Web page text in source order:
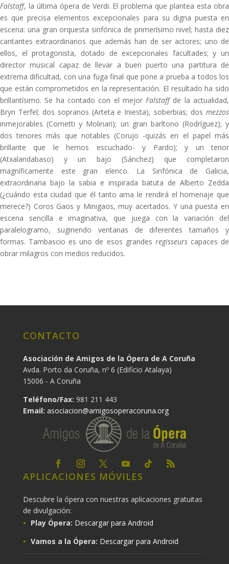
Falstaff, la última ópera de Verdi. El problema que plantea esta obra
es que precisa elementos excepcionales para su digna puesta en
escena: una gran orquesta sinfónica de primerísimo nivel; hasta diez
cantantes extraordinarios que además han de ser actores; uno de
ellos, el protagonista, dotado de excepcionales facultades; y un
director musical capaz de llevar a buen puerto una partitura de
extrema dificultad, con una fuga final que pone a prueba a todos los
que están comprometidos en la representación. El resultado ha sido
brillantísimo. Se ha contado con el mejor Falstaffde la actualidad,
Bryn Terfel; dos sopranos (Arteta e Iniesta), soberbias; dos mezzos
inmejorables (Cornetti y Molinari); un gran barítono (Rodríguez); y
dos tenores más que notables (Corujo -quizás en el papel más
brillante que le hemos escuchado- y Pardo); y un tenor
(Atxalandabaso) y un bajo (Sánchez) que completaron
magníficamente este gran elenco. La Sinfónica de Galicia,
extraordinaria bajo la sabia e inspirada batuta de Alberto Zedda
(¿cuándo esta ciudad que él tanto ama le rendirá el homenaje que
merece?) Coros Gaos y Minigaos, muy acertados. Y una puesta en
escena sencilla e imaginativa, que juega con la variación del
paralelogramo, sugiriendo ventanas de diferentes tamaños y
formas. Tambascio es uno de esos grandes regisseurscapaces de
obrar milagros con medios reducidos.
CONTACTO
Asociación de Amigos de la Ópera de A Coruña
Avda. Porto da Coruña, nº 6 (Edificio Atalaya)
15006 - A Coruña
Teléfono/Fax: 981 211 443
Email: asociacion@amigosoperacoruna.org
APLICACIONES MÓVILES
Descubre la ópera con nuestras aplicaciones gratuitas
de divulgación:
Play Ópera: Descargar para Android
Vamos a la Ópera: Descargar para Android